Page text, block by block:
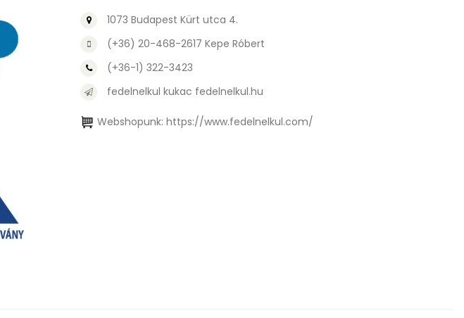
1073 Budapest Kürt utca 4.
(+36) 20-468-2617 Kepe Róbert
(+36-1) 322-3423
fedelnelkul kukac fedelnelkul.hu
Webshopunk: https://www.fedelnelkul.com/